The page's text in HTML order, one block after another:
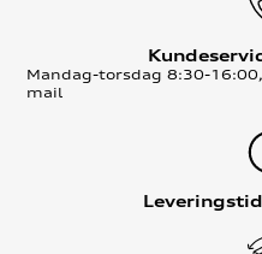
Mandag-torsdag 8:30-
mail